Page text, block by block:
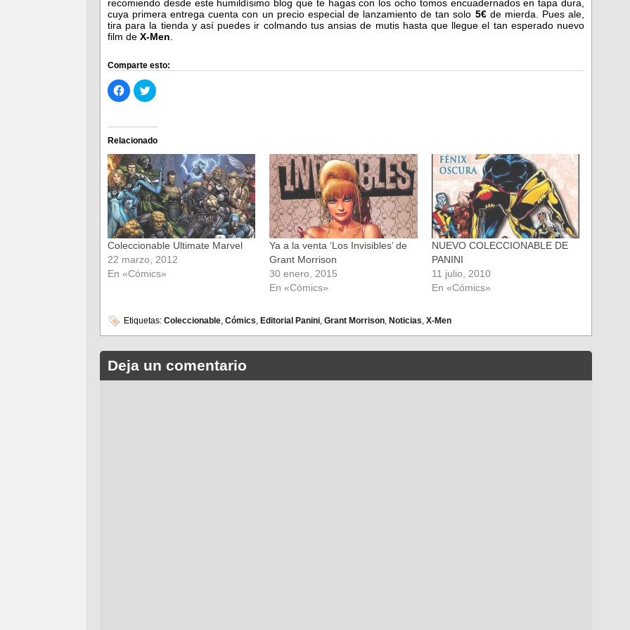
recomiendo desde este humildísimo blog que te hagas con los ocho tomos encuadernados en tapa dura,
cuya primera entrega cuenta con un precio especial de lanzamiento de tan solo 5€de mierda. Pues ale,
tira para la tienda y así puedes ir colmando tus ansias de mutis hasta que llegue el tan esperado nuevo
film de X-Men
Comparte esto:
Haz
clic
para
Facebook
(Se
abre
en
una
ventana
nueva)
Haz
clic
Twitter
(Se
abre
en
una
ventana
nueva)
Relacionado
Coleccionable Ultimate Marvel
22 marzo, 2012
En «Cómics»
Ya a la venta ‘Los Invisibles’ de
Grant Morrison
30 enero, 2015
En «Cómics»
NUEVO COLECCIONABLE DE
PANINI
11 julio, 2010
En «Cómics»
Etiquetas: Coleccionable, Cómics, Editorial Panini, Grant Morrison, Noticias, X-Men
Deja un comentario